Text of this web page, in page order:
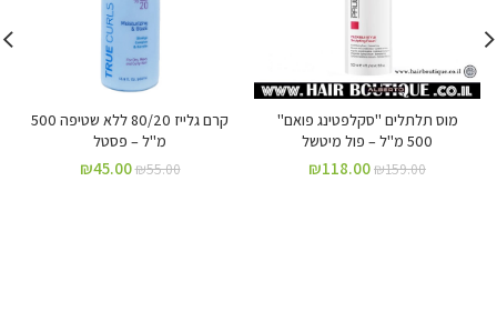
מוס תלתלים "סקלפטינג פואם"
500 מ"ל – פול מיטשל
₪159.00
₪118.00
קרם גלייז 80/20 ללא שטיפה 500
מ"ל – פסטל
₪55.00
₪45.00